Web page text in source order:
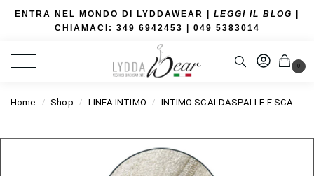
ENTRA NEL MONDO DI LYDDAWEAR | LEGGI IL BLOG |
CHIAMACI: 349 6942453 | 049 5383014
0
Home / Shop / LINEA INTIMO / INTIMO SCALDASPALLE E SCALDARENI